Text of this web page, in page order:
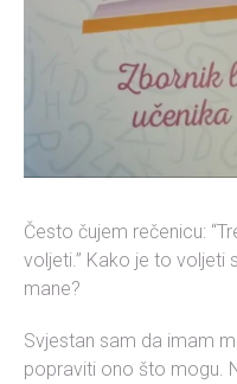
Često čujem rečenicu:
voljeti.” Kako je to voljeti
mane?
Svjestan sam da imam
popraviti ono što mogu.